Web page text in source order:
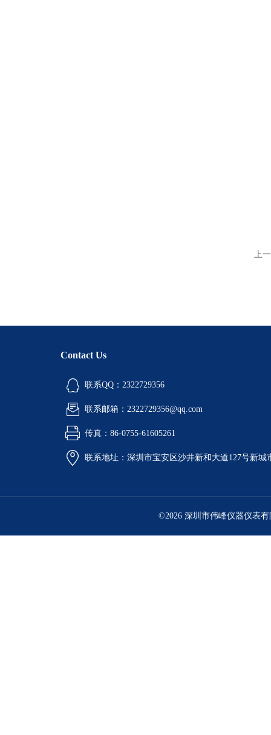
上
Contact Us
联系QQ：2322729356
联系邮箱：2322729356@qq.com
传真：86-0755-61605261
联系地址：深圳市宝安区沙井新和大道127号新城
©2026 深圳市伟峰仪器仪表